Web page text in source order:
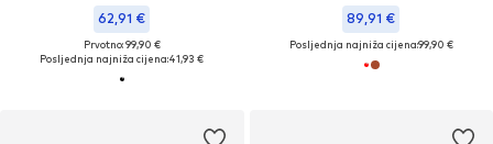
62,91 €
Prvotno: 99,90 €
Posljednja najniža cijena:41,93 €
89,91 €
Posljednja najniža cijena:99,90 €